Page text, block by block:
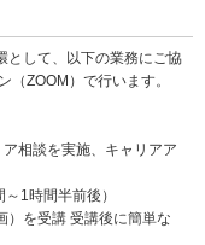
として、以下の業務にご協
（ZOOM）で行います。
相談を実施、キャリアア
1時間半前後）
を受講 受講後に簡単な